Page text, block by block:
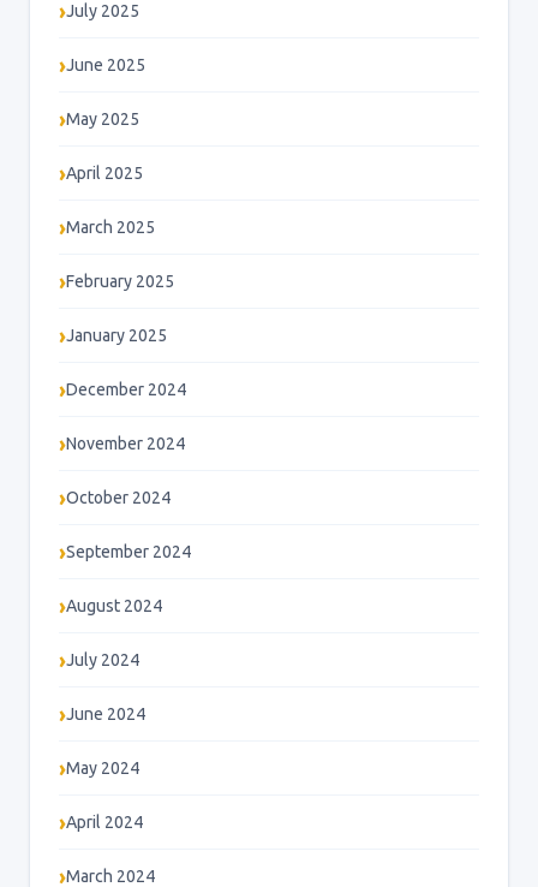
July 2025
June 2025
May 2025
April 2025
March 2025
February 2025
January 2025
December 2024
November 2024
October 2024
September 2024
August 2024
July 2024
June 2024
May 2024
April 2024
March 2024